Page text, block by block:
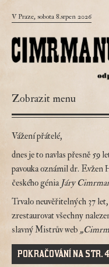
V Praze, sobota 8.srpen 2026
Zobrazit menu
Vážení přátelé,
dnes je to navlas přesně 59
pavouka oznámil dr. Evžen
českého génia Járy
Trvalo neuvěřitelných 37
zrestaurovat všechny
slavný Mistrův web
POKRAČOVÁNÍ NA STR. 4